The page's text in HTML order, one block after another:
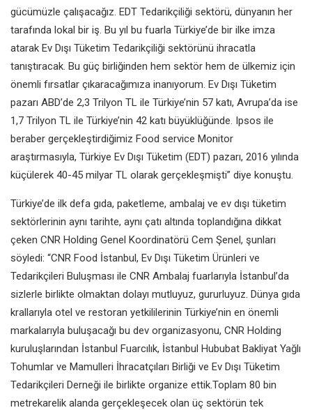
gücümüzle çalışacağız. EDT Tedarikçiliği sektörü, dünyanın her
tarafında lokal bir iş. Bu yıl bu fuarla Türkiye’de bir ilke imza
atarak Ev Dışı Tüketim Tedarikçiliği sektörünü ihracatla
tanıştıracak. Bu güç birliğinden hem sektör hem de ülkemiz için
önemli fırsatlar çıkaracağımıza inanıyorum. Ev Dışı Tüketim
pazarı ABD’de 2,3 Trilyon TL ile Türkiye’nin 57 katı, Avrupa’da ise
1,7 Trilyon TL ile Türkiye’nin 42 katı büyüklüğünde. Ipsos ile
beraber gerçekleştirdiğimiz Food service Monitor
araştırmasıyla, Türkiye Ev Dışı Tüketim (EDT) pazarı, 2016 yılında
küçülerek 40-45 milyar TL olarak gerçekleşmişti” diye konuştu.
Türkiye’de ilk defa gıda, paketleme, ambalaj ve ev dışı tüketim
sektörlerinin aynı tarihte, aynı çatı altında toplandığına dikkat
çeken CNR Holding Genel Koordinatörü Cem Şenel, şunları
söyledi: “CNR Food İstanbul, Ev Dışı Tüketim Ürünleri ve
Tedarikçileri Buluşması ile CNR Ambalaj fuarlarıyla İstanbul’da
sizlerle birlikte olmaktan dolayı mutluyuz, gururluyuz. Dünya gıda
krallarıyla otel ve restoran yetkililerinin Türkiye’nin en önemli
markalarıyla buluşacağı bu dev organizasyonu, CNR Holding
kuruluşlarından İstanbul Fuarcılık, İstanbul Hububat Bakliyat Yağlı
Tohumlar ve Mamulleri İhracatçıları Birliği ve Ev Dışı Tüketim
Tedarikçileri Derneği ile birlikte organize ettik.Toplam 80 bin
metrekarelik alanda gerçekleşecek olan üç sektörün tek